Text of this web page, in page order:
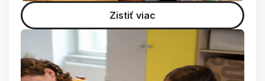
Zistiť viac